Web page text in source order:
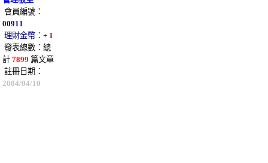
會員編號：
00911
理財金幣： + 1
發表總數：總
計 7899 篇文章
註冊日期：
2004/04/10